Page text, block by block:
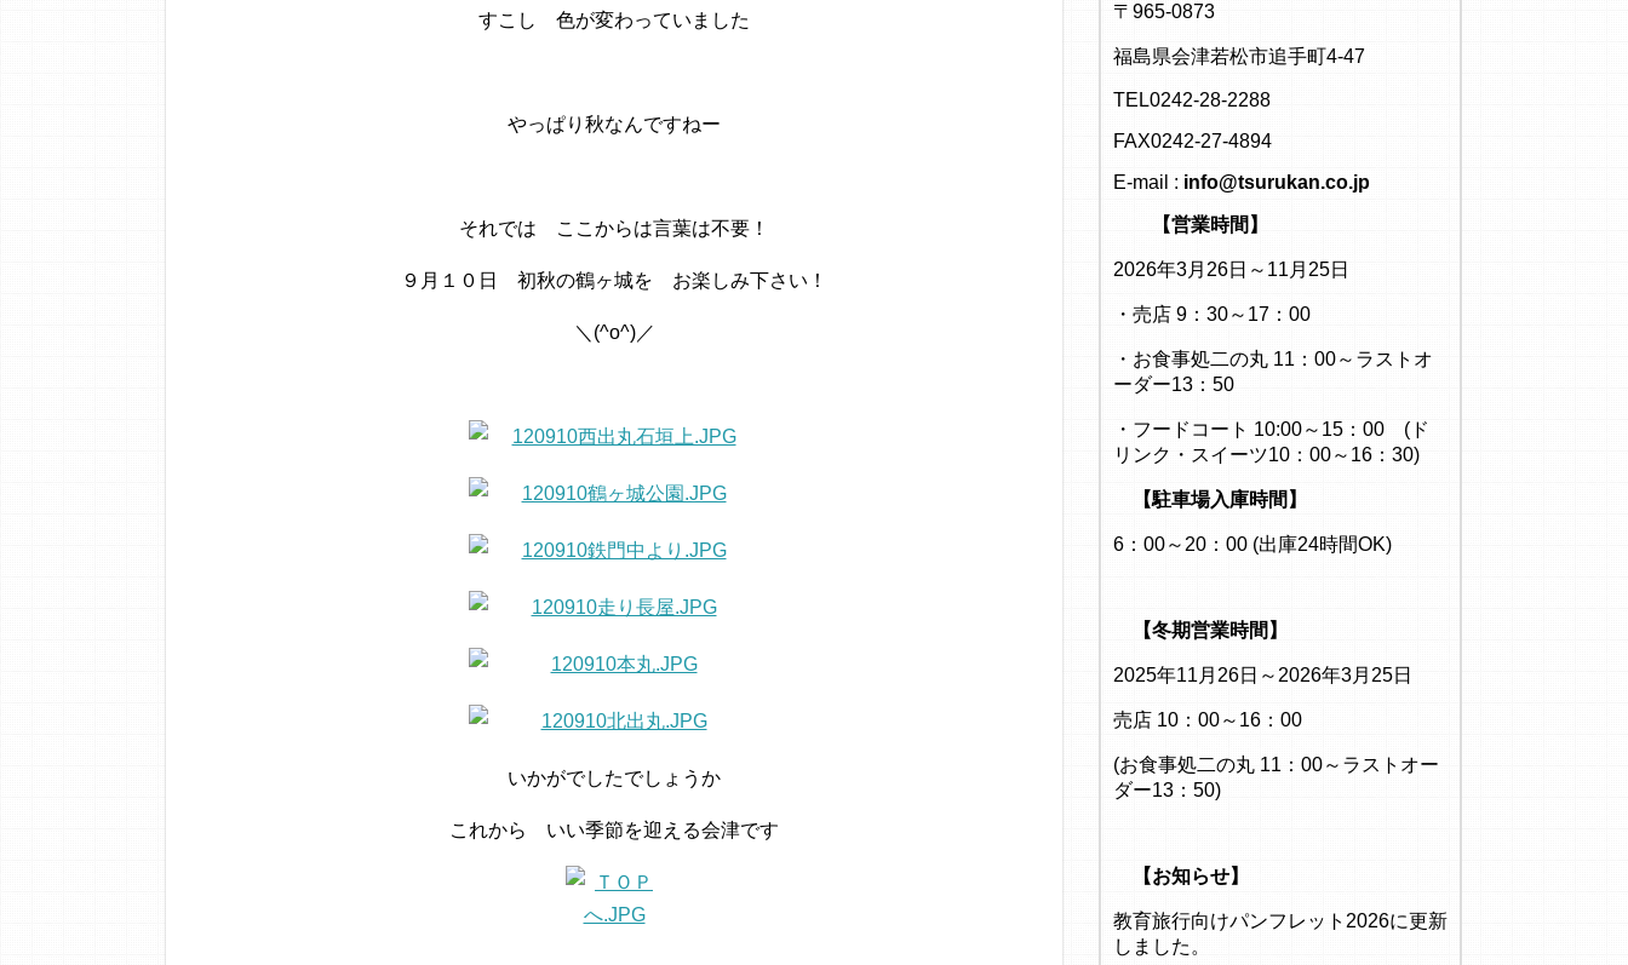
すこし 色が変わっていました
やっぱり秋なんですねー
それでは ここからは言葉は不要！
９月１０日 初秋の鶴ヶ城を お楽しみ下さい！
＼(^o^)／
いかがでしたでしょうか
これから いい季節を迎える会津です
〒965-0873
福島県会津若松市追手町4-47
TEL0242-28-2288
FAX0242-27-4894
E-mail : info@tsurukan.co.jp
【営業時間】
2026年3月26日～11月25日
・売店 9：30～17：00
・お食事処二の丸 11：00～ラストオ
ーダー13：50
・フードコート 10:00～15：00 (ド
リンク・スイーツ10：00～16：30)
【駐車場入庫時間】
6：00～20：00 (出庫24時間OK)
【冬期営業時間】
2025年11月26日～2026年3月25日
売店 10：00～16：00
(お食事処二の丸 11：00～ラストオー
ダー13：50)
【お知らせ】
教育旅行向けパンフレット2026に更新
しました。